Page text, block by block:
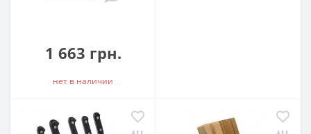
1 663 грн.
нет в наличии